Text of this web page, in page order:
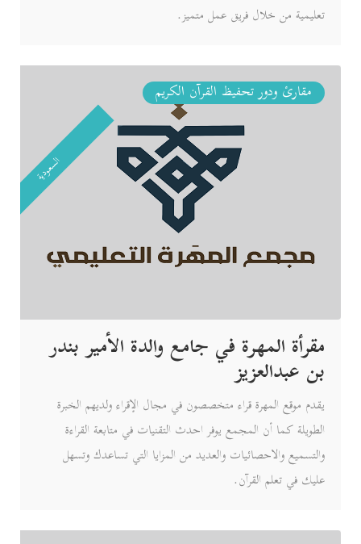
تعليمية من خلال فريق عمل متميز.
مقارئ ودور تحفيظ القرآن الكريم
السعودية
مقرأة المهرة في جامع والدة الأمير بندر
بن عبدالعزيز
يقدم موقع المهرة قراء متخصصون في مجال الإقراء ولديهم الخبرة
الطويلة كما أن المجمع يوفر احدث التقنيات في متابعة القراءة
والتسميع والاحصائيات والعديد من المزايا التي تساعدك وتسهل
عليك في تعلم القرآن.